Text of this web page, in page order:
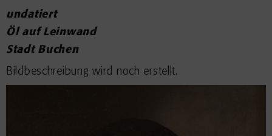
undatiert
Öl auf Leinwand
Stadt Buchen
Bildbeschreibung wird noch erstellt.